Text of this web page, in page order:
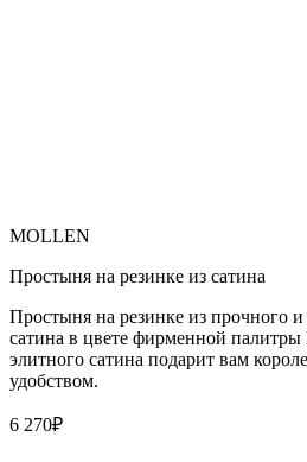
MOLLEN
Простыня на резинке из сатина
Простыня на резинке из прочного
сатина в цвете фирменной
элитного сатина подарит вам
удобством.
6 270₽